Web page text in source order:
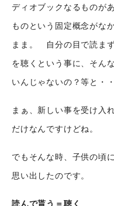
ディオブックなるものが
ものという固定概念がな
まま。 自分の目で読ま
を聴くという事に、そん
いんじゃないの？等と・
まぁ、新しい事を受け入
だけなんですけどね。
でもそんな時、子供の頃
思い出したのです。
読んで貰う＝聴く